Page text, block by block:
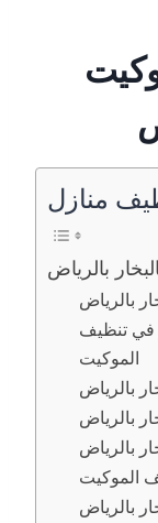
منازل
بالرياض
بالرياض
في تنظيف
الموكيت
بالرياض
بالرياض
بالرياض
الموكيت
بالرياض